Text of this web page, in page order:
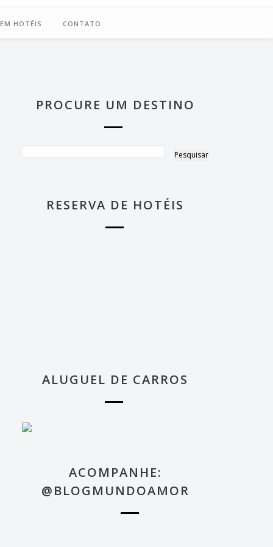
HOTÉIS CONTATO
PROCURE UM DESTINO
RESERVA DE HOTÉIS
ALUGUEL DE CARROS
ACOMPANHE:
@BLOGMUNDOAMOR